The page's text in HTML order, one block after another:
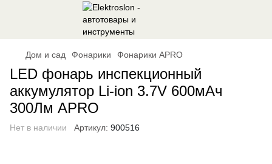
Дом и сад Фонарики Фонарики APRO
LED фонарь инспекционный
аккумулятор Li-ion 3.7V 600мАч
300Лм APRO
Нет в наличии Артикул: 900516